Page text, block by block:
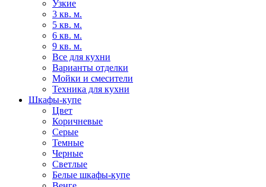
Узкие
3 кв. м.
5 кв. м.
6 кв. м.
9 кв. м.
Все для кухни
Варианты отделки
Мойки и смесители
Техника для кухни
Шкафы-купе
Цвет
Коричневые
Серые
Темные
Черные
Светлые
Белые шкафы-купе